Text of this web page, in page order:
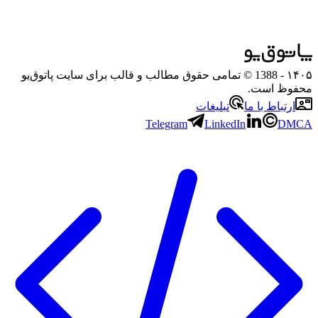
۱۴۰۵
- 1388 © تمامی حقوق مطالب و قالب برای سایت پاتوق‌یو
محفوظ است.
ارتباط با ما
تبلیغات
Telegram
LinkedIn DMCA